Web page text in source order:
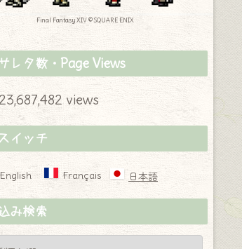
Final Fantasy XIV © SQUARE ENIX
レタ数・Page Views
23,687,482 views
イッチ
English Français 日本語
み検索